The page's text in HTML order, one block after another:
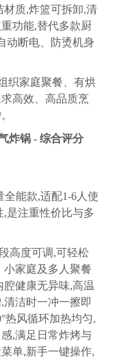
材质,炸篮可拆卸,清
功能,替代多款厨
动断电、防烫机身
织家庭聚餐、有烘
高效、高品质烹
炸锅 - 综合评分
能款,适配1-6人使
,是注重性价比与多
高度可调,可轻松
小家庭及多人聚餐
健康无异味,高温
洁时一冲一擦即
热风循环加热均匀,
,满足日常炸烤与
单,新手一键操作,